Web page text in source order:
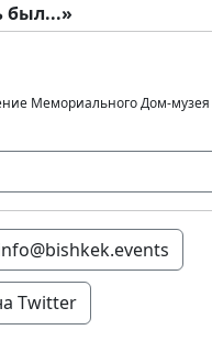
был...»
Мемориального Дом-музея
Twitter